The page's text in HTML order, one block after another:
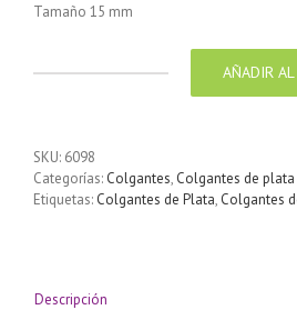
Tamaño 15 mm
amor
cantidad
AÑADIR
SKU: 6098
Categorías: Colgantes, Colgantes de
Etiquetas: Colgantes de Plata, Colgantes
Descripción